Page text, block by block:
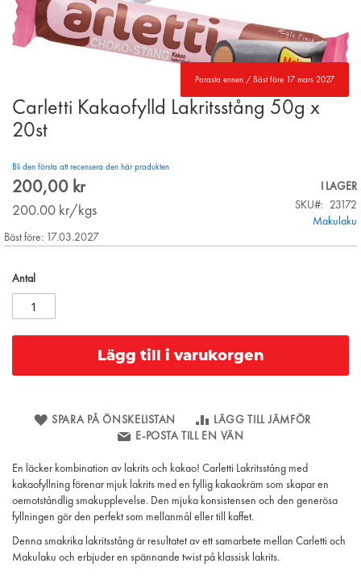
Parasta ennen / Bäst före 17 mars 2027
Skip
to
the
of
the
gallery
Carletti Kakaofylld Lakritsstång 50g x
20st
Bli den första att recensera den här produkten
200,00 kr
200.00 kr/kgs
I LAGER
SKU
23172
Makulaku
Bäst före: 17.03.2027
Antal
Lägg till i varukorgen
SPARA PÅ ÖNSKELISTAN
LÄGG TILL JÄMFÖR
E-POSTA TILL EN VÄN
En läcker kombination av lakrits och kakao! Carletti Lakritsstång med
kakaofyllning förenar mjuk lakrits med en fyllig kakaokräm som skapar en
oemotståndlig smakupplevelse. Den mjuka konsistensen och den generösa
fyllningen gör den perfekt som mellanmål eller till kaffet.
Denna smakrika lakritsstång är resultatet av ett samarbete mellan Carletti och
Makulaku och erbjuder en spännande twist på klassisk lakrits.